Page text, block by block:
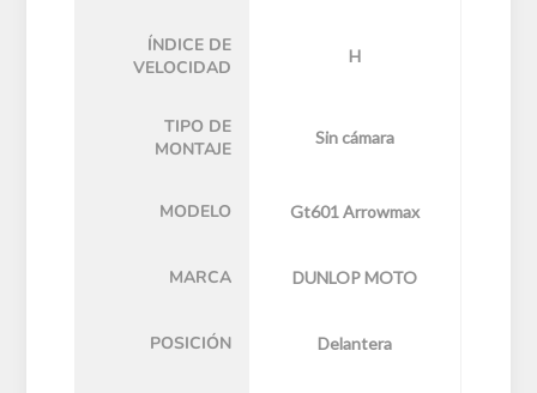
ÍNDICE DE
VELOCIDAD
H
TIPO DE
MONTAJE
Sin cámara
MODELO Gt601 Arrowmax
MARCA DUNLOP MOTO
POSICIÓN Delantera